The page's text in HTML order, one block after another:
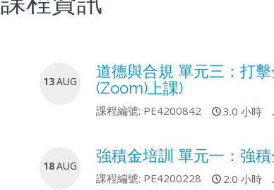
13AUG
道德與合規 單元三：打
(Zoom)上課)
課程編號: PE4200842 3.0 小時
18AUG
強積金培訓 單元一：強
課程編號: PE4200228 2.0 小時